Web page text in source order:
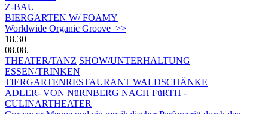
Z-BAU
BIERGARTEN W/ FOAMY
Worldwide Organic Groove >>
18.30
08.08.
THEATER/TANZ SHOW/UNTERHALTUNG
ESSEN/TRINKEN
TIERGARTEN­RESTAURANT WALDSCHÄNKE
ADLER- VON NüRNBERG NACH FüRTH -
CULINARTHEATER